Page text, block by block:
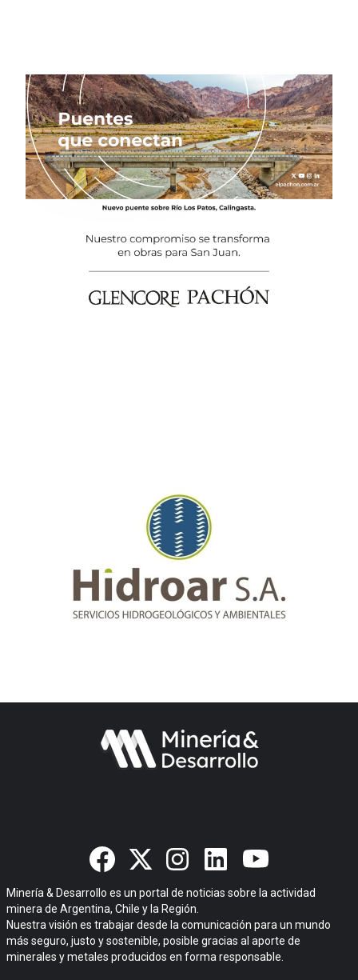
La operadora de Lunahuasi
divide sus activos para
desarrollar el proyecto Valle
Ancho en Catamarca
Lunahuasi completó un sólido
trimestre con importantes
Minería & Desarrollo es un portal de noticias sobre la actividad
minera de Argentina, Chile y la Región.
Nuestra visión es trabajar desde la comunicación para un mundo
más seguro, justo y sostenible, posible gracias al aporte de
minerales y metales producidos en forma responsable.